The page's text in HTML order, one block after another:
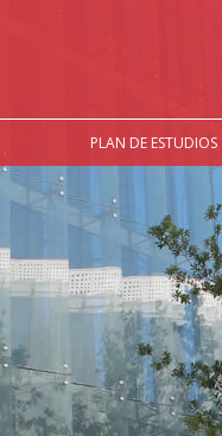
PLAN DE ESTUDIOS